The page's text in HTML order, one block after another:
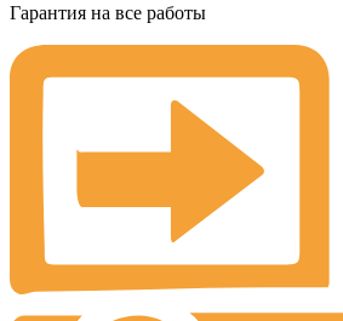
Гарантия на все работы